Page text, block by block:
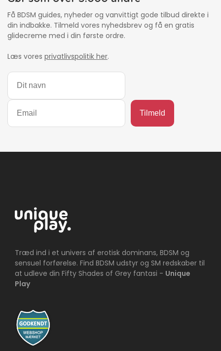
Få BDSM guides, nyheder og vanvittigt gode tilbud direkte i
din indbakke. Tilmeld vores nyhedsbrev og få en gratis
glidecreme med i din første ordre.
Læs vores privatlivspolitik her.
Træd ind i et univers af erotisk dominans, BDSM og
sensuel forførelse. Find BDSM udstyr og SM redskaber til
at udleve din Fifty Shades of Grey fantasi - Unique
Play